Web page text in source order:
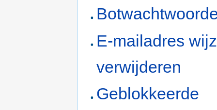
E-mailadres
verwijderen
Geblokkeerde